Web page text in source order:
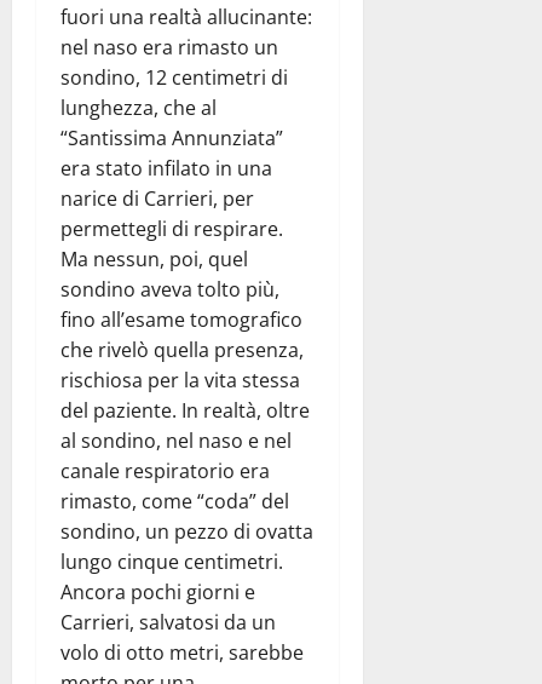
fuori una realtà allucinante:
nel naso era rimasto un
sondino, 12 centimetri di
lunghezza, che al
“Santissima Annunziata”
era stato infilato in una
narice di Carrieri, per
permettegli di respirare.
Ma nessun, poi, quel
sondino aveva tolto più,
fino all’esame tomografico
che rivelò quella presenza,
rischiosa per la vita stessa
del paziente. In realtà, oltre
al sondino, nel naso e nel
canale respiratorio era
rimasto, come “coda” del
sondino, un pezzo di ovatta
lungo cinque centimetri.
Ancora pochi giorni e
Carrieri, salvatosi da un
volo di otto metri, sarebbe